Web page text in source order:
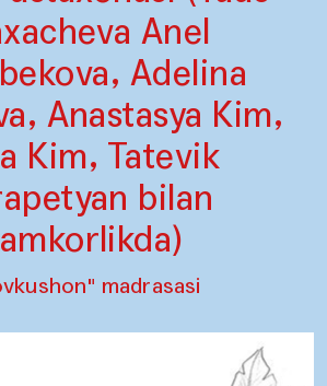
Anel
Adelina
Anastasya Kim,
Kim, Tatevik
bilan
madrasasi